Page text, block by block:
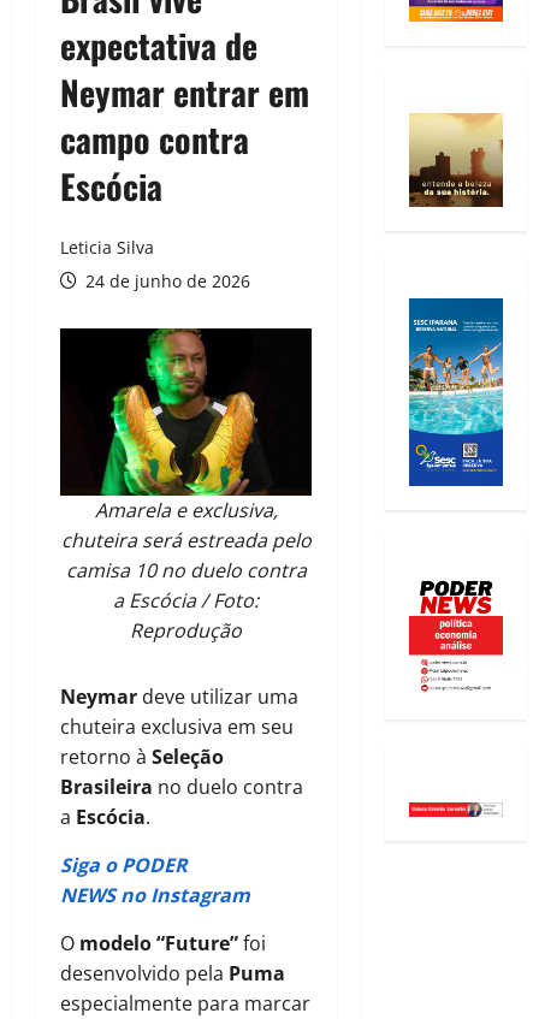
expectativa de
Neymar entrar em
campo contra
Escócia
Leticia Silva
24 de junho de 2026
Amarela e exclusiva,
chuteira será estreada pelo
camisa 10 no duelo contra
a Escócia / Foto:
Reprodução
Neymar deve utilizar uma
chuteira exclusiva em seu
retorno à Seleção
Brasileira no duelo contra
a Escócia.
Siga o PODER
NEWS no Instagram
O modelo “Future”foi
desenvolvido pela Puma
especialmente para marcar